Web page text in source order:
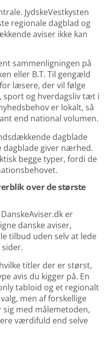
JydskeVestkysten
regionale dagblad og
aviser ikke kan
sammenligningen på
eller B.T. Til gengæld
læsere, der vil følge
sport og hverdagsliv tæt i
er lokalt, så
end national volumen.
dagblade
dagblade giver nærhed.
begge typer, fordi de
over de største
DanskeAviser.dker
danske aviser,
tilbud uden selv at lede
titler der er størst,
avis du kigger på. En
tabloid og et regionalt
men af forskellige
med målemetoden,
værdifuld end selve